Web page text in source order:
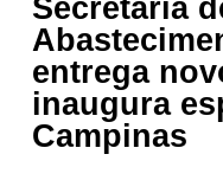
Secretaria
entrega
inaugura
Campinas